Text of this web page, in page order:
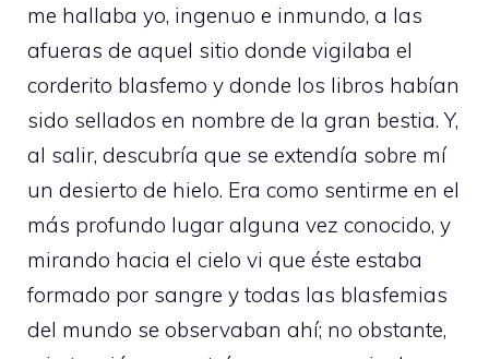
me hallaba yo, ingenuo e inmundo, a las
afueras de aquel sitio donde vigilaba el
corderito blasfemo y donde los libros habían
sido sellados en nombre de la gran bestia. Y,
al salir, descubría que se extendía sobre mí
un desierto de hielo. Era como sentirme en el
más profundo lugar alguna vez conocido, y
mirando hacia el cielo vi que éste estaba
formado por sangre y todas las blasfemias
del mundo se observaban ahí; no obstante,